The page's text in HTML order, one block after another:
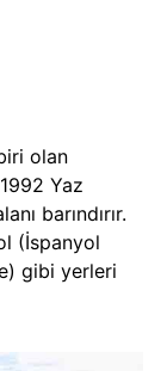
olan
Yaz
barındırır.
(İspanyol
gibi yerleri